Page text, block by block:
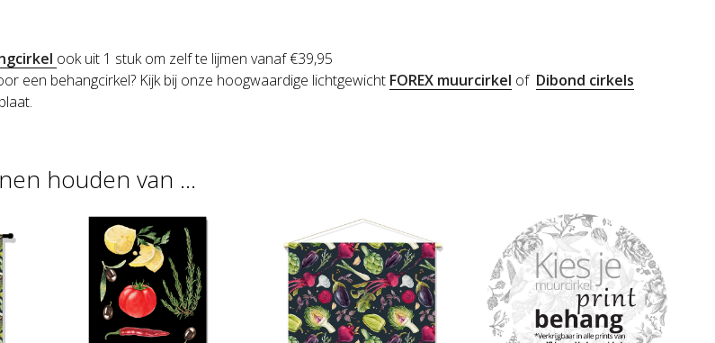
ook uit 1 stuk om zelf te lijmen vanaf €39,95
een behangcirkel? Kijk bij onze hoogwaardige lichtgewicht FOREX muurcirkel of Dibond cirkels
houden van …